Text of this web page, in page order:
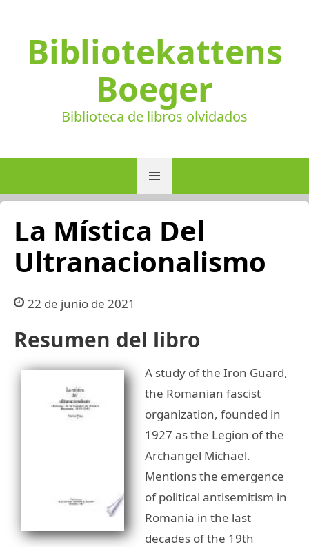
Bibliotekattens
Boeger
Biblioteca de libros olvidados
La Mística Del
Ultranacionalismo
22 de junio de 2021
Resumen del libro
A study of the Iron Guard,
the Romanian fascist
organization, founded in
1927 as the Legion of the
Archangel Michael.
Mentions the emergence
of political antisemitism in
Romania in the last
decades of the 19th